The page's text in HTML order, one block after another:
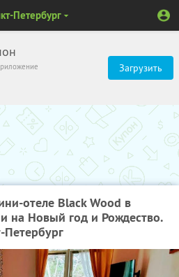
Загрузить
Петербург
отеле Black Wood в
на Новый год и Рождество.
Петербург